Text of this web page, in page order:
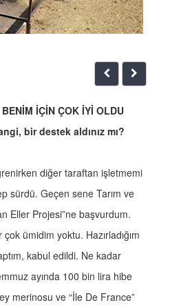
İÇİN ÇOK İYİ OLDU
bir destek aldınız mı?
diğer taraftan işletmemi
sürdü. Geçen sene Tarım ve
Eller Projesi”ne başvurdum.
ümidim yoktu. Hazırladığım
kabul edildi. Ne kadar
ayında 100 bin lira hibe
merinosu ve “İle De France”